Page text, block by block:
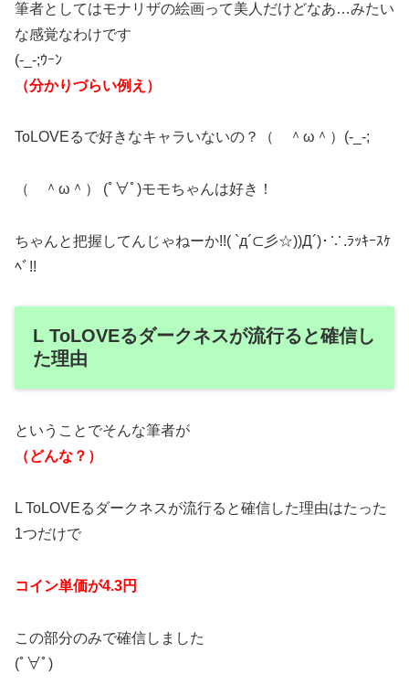
筆者としてはモナリザの絵画って美人だけどなあ…みたい
な感覚なわけです
(-_-;ｳｰﾝ
（分かりづらい例え）
ToLOVEるで好きなキャラいないの？（ ＾ω＾）(-_-;
（ ＾ω＾） (ﾟ∀ﾟ)モモちゃんは好き！
ちゃんと把握してんじゃねーか!!( `д´⊂彡☆))Д´)･∵.ﾗｯｷｰｽｹ
ﾍﾞ!!
L ToLOVEるダークネスが流行ると確信し
た理由
ということでそんな筆者が
（どんな？）
L ToLOVEるダークネスが流行ると確信した理由はたった
1つだけで
コイン単価が4.3円
この部分のみで確信しました
(ﾟ∀ﾟ)